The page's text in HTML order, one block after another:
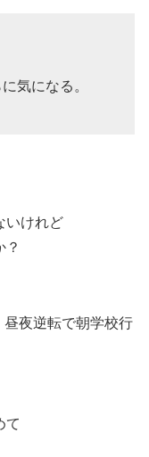
気になる。
いけれど
？
夜逆転で朝学校行
て